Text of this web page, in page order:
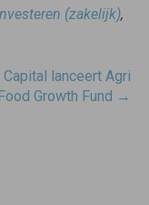
(zakelijk),
Capital lanceert Agri
Growth Fund →